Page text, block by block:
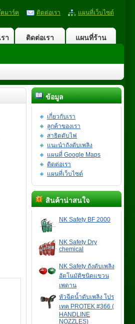
มาร์ค ติดต่อเรา แผนที่เว็บไซต์
า ติดต่อเรา แผนที่ร้าน
ข้อมูล
เกี่ยวกับเรา
ลูกค้าของเรา
สาธิตดับไฟ
แนะนำถังดับเพลิง
แผนที่ Google Maps
ติดต่อเรา
แผนที่เว็บไซต์
สินค้าน่าสนใจ
NK Safety BF 2000
NK Safety Dry
chemical
NK Safety ถังดับเพลิง
อัตโนมัติชนิดแขวน
เพดาน
หัวฉีดน้ำดับเพลิง โปร
เทค PROTEK #366 (
HANDLINE
NOZZLES)